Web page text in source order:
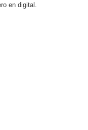
en digital.